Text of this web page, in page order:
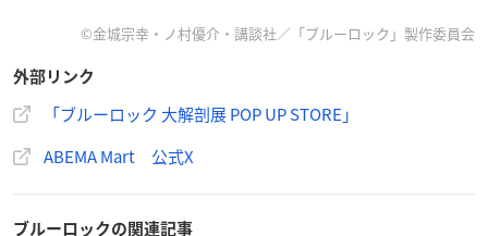
©金城宗幸・ノ村優介・講談社／「ブルーロック」製作委員会
外部リンク
「ブルーロック 大解剖展 POP UP STORE」
ABEMA Mart 公式X
ブルーロックの関連記事